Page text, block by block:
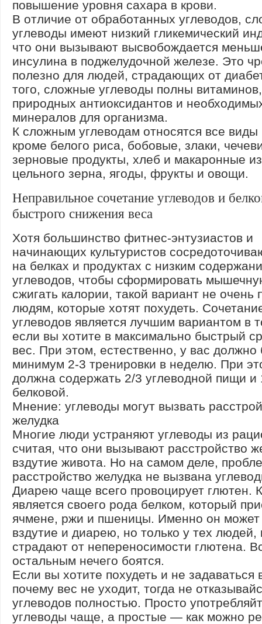
повышение уровня сахара в крови.
В отличие от обработанных углеводов,
углеводы имеют низкий гликемический
что они вызывают высвобождается
инсулина в поджелудочной железе. Это
полезно для людей, страдающих от
того, сложные углеводы полны витаминов,
природных антиоксидантов и
минералов для организма.
К сложным углеводам относятся все виды
кроме белого риса, бобовые, злаки,
зерновые продукты, хлеб и макаронные
цельного зерна, ягоды, фрукты и овощи.
Неправильное сочетание углеводов и
быстрого снижения веса
Хотя большинство фитнес-энтузиастов и
начинающих культуристов
на белках и продуктах с низким
углеводов, чтобы сформировать
сжигать калории, такой вариант не очень
людям, которые хотят похудеть.
углеводов является лучшим вариантом в
если вы хотите в максимально быстрый
вес. При этом, естественно, у вас должно
минимум 2-3 тренировки в неделю. При
должна содержать 2/3 углеводной пищи и
белковой.
Мнение: углеводы могут вызвать
желудка
Многие люди устраняют углеводы из
считая, что они вызывают расстройство
вздутие живота. Но на самом деле,
расстройство желудка не вызвана
Диарею чаще всего провоцирует глютен.
является своего рода белком, который
ячмене, ржи и пшеницы. Именно он может
вздутие и диарею, но только у тех людей,
страдают от непереносимости глютена.
остальным нечего боятся.
Если вы хотите похудеть и не задаваться
почему вес не уходит, тогда не
углеводов полностью. Просто
углеводы чаще, а простые — как можно